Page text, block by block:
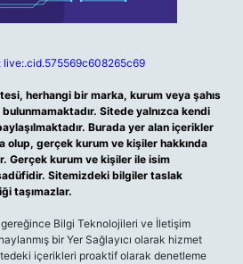
live:.cid.575569c608265c69
herhangi bir marka, kurum veya şahıs
Sitede yalnızca kendi
Burada yer alan içerikler
olup, gerçek kurum ve kişiler hakkında
Gerçek kurum ve kişiler ile isim
Sitemizdeki bilgiler taslak
taşımazlar.
gereğince Bilgi Teknolojileri ve İletişim
bir Yer Sağlayıcı olarak hizmet
içerikleri proaktif olarak denetleme